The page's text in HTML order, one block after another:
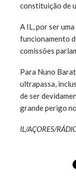
constituição de
A IL, por ser
funcionamento
comissões
Para Nuno
ultrapassa,
de ser
grande perigo
IL/AÇORES/